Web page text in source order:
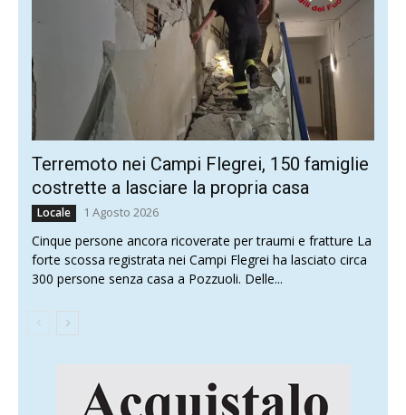
Terremoto nei Campi Flegrei, 150 famiglie
costrette a lasciare la propria casa
Locale 1 Agosto 2026
Cinque persone ancora ricoverate per traumi e fratture La
forte scossa registrata nei Campi Flegrei ha lasciato circa
300 persone senza casa a Pozzuoli. Delle...